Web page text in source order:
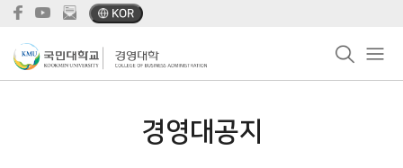
KOR
경영대공지